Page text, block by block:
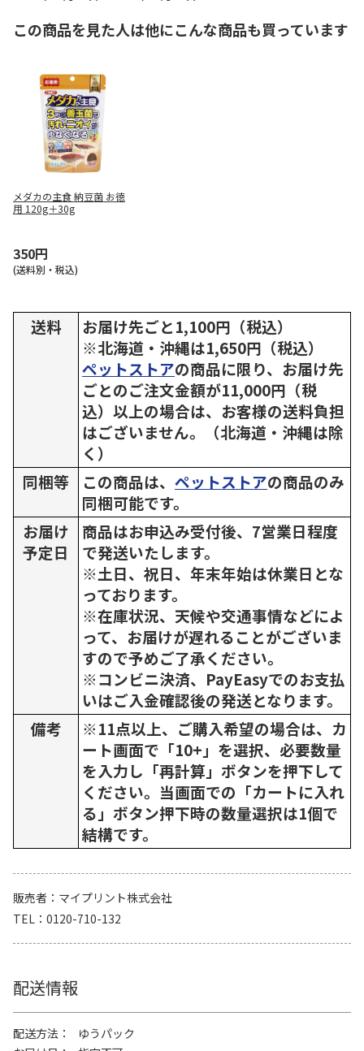
この商品を見た人は他にこんな商品も買っています
メダカの主食 納豆菌 お徳
用 120g＋30g
350円
(送料別・税込)
送料
お届け先ごと1,100円（税込）
※北海道・沖縄は1,650円（税込）
ペットストアの商品に限り、お届け先
ごとのご注文金額が11,000円（税
込）以上の場合は、お客様の送料負担
はございません。（北海道・沖縄は除
く）
同梱等
この商品は、 ペットストアの商品のみ
同梱可能です。
お届け
予定日
商品はお申込み受付後、7営業日程度
で発送いたします。
※土日、祝日、年末年始は休業日とな
っております。
※在庫状況、天候や交通事情などによ
って、お届けが遅れることがございま
すので予めご了承ください。
※コンビニ決済、PayEasyでのお支払
いはご入金確認後の発送となります。
備考
※11点以上、ご購入希望の場合は、カ
ート画面で「10+」を選択、必要数量
を入力し「再計算」ボタンを押下して
ください。当画面での「カートに入れ
る」ボタン押下時の数量選択は1個で
結構です。
販売者
マイプリント株式会社
TEL
0120-710-132
配送情報
配送方法
ゆうパック